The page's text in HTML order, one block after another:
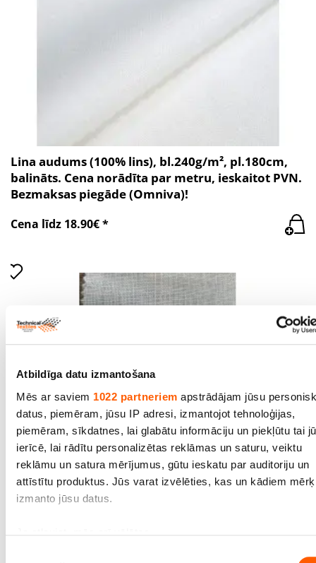
Atbildīga datu izmantošana
Mēs ar saviem 1022 partneriem apstrādājam jūsu
datus, piemēram, jūsu IP adresi, izmantojot tehnoloģijas,
piemēram, sīkdatnes, lai glabātu informāciju un piekļūtu tai
ierīcē, lai rādītu personalizētas reklāmas un saturu, veiktu
reklāmu un satura mērījumus, gūtu ieskatu par auditoriju un
attīstītu produktus. Jūs varat izvēlēties, kas un kādiem
izmanto jūsu datus.
Lina audums (100% lins), bl.240g/m², pl.180cm,
balināts. Cena norādīta par metru, ieskaitot PVN.
Bezmaksas piegāde (Omniva)!
Cena līdz 18.90€ *
Lina audums balts (100% lins), TT 1542 PFD,
bl.245g/m², pl.150cm. Cena par tek.m. ar PVN.